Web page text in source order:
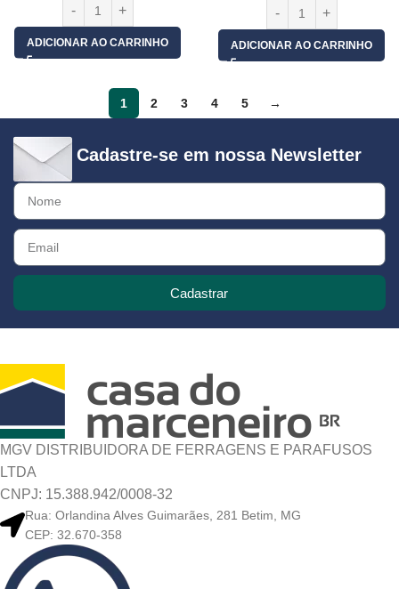
ADICIONAR AO CARRINHO ADICIONAR AO CARRINHO
1 2 3 4 5 →
Cadastre-se em nossa Newsletter
Cadastrar
MGV DISTRIBUIDORA DE FERRAGENS E PARAFUSOS
LTDA
CNPJ: 15.388.942/0008-32
Rua: Orlandina Alves Guimarães, 281 Betim, MG
CEP: 32.670-358